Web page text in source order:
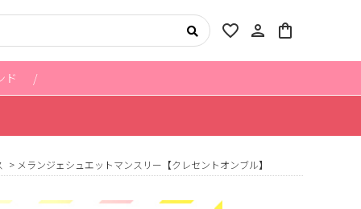
favorite_border person shopping_bag
ド
メランジェシュエットマンスリー【クレセントオンブル】